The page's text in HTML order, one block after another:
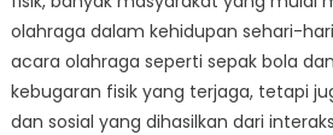
olahraga dalam kehidupan sehari-
acara olahraga seperti sepak bola
kebugaran fisik yang terjaga, tetapi
dan sosial yang dihasilkan dari